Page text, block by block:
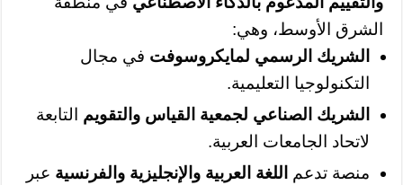
الشرق الأوسط، وهي:
الشريك الرسمي لمايكروسوفت في مجال
التكنولوجيا التعليمية.
الشريك الصناعي لجمعية القياس والتقويم
التابعة
لاتحاد الجامعات العربية.
منصة تدعم
اللغة العربية والإنجليزية والفرنسية عبر